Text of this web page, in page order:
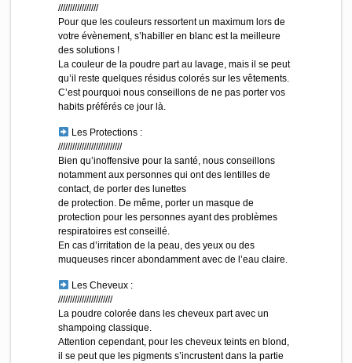
/////////////////
Pour que les couleurs ressortent un maximum lors de
votre évènement, s’habiller en blanc est la meilleure
des solutions !
La couleur de la poudre part au lavage, mais il se peut
qu’il reste quelques résidus colorés sur les vêtements.
C’est pourquoi nous conseillons de ne pas porter vos
habits préférés ce jour là.
Les Protections :
///////////////////////////
Bien qu’inoffensive pour la santé, nous conseillons
notamment aux personnes qui ont des lentilles de
contact, de porter des lunettes
de protection. De même, porter un masque de
protection pour les personnes ayant des problèmes
respiratoires est conseillé.
En cas d’irritation de la peau, des yeux ou des
muqueuses rincer abondamment avec de l’eau claire.
Les Cheveux :
///////////////////////
La poudre colorée dans les cheveux part avec un
shampoing classique.
Attention cependant, pour les cheveux teints en blond,
il se peut que les pigments s’incrustent dans la partie